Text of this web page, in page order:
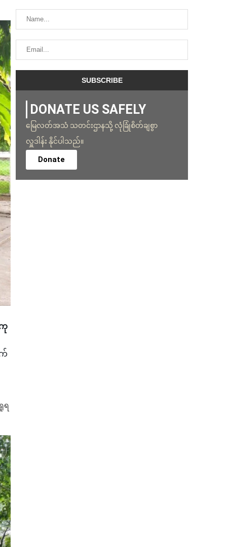
ကု
ရ
DONATE US SAFELY
မြေလတ်အသံ သတင်းဌာနသို့ လုံခြုံစိတ်ချစွာ
လှူဒါန်း နိုင်ပါသည်။
Donate